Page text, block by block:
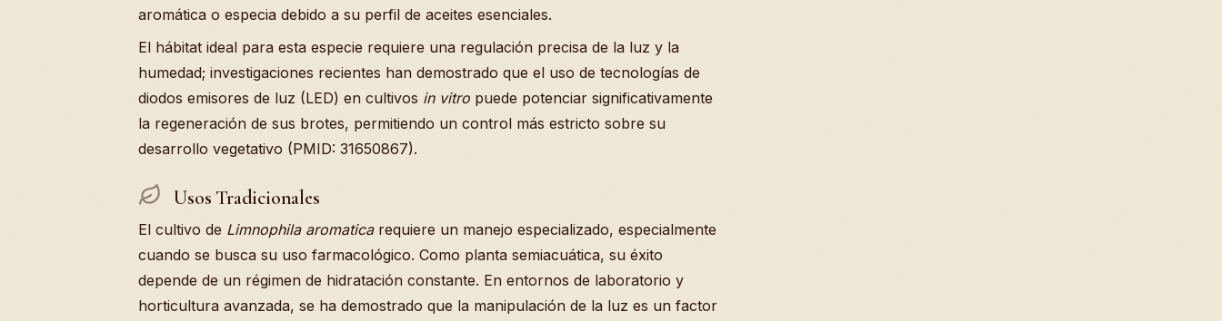
aromática o especia debido a su perfil de aceites esenciales.
El hábitat ideal para esta especie requiere una regulación precisa de la luz y la
humedad; investigaciones recientes han demostrado que el uso de tecnologías de
diodos emisores de luz (LED) en cultivos in vitro puede potenciar significativamente
la regeneración de sus brotes, permitiendo un control más estricto sobre su
desarrollo vegetativo (PMID: 31650867).
Usos Tradicionales
El cultivo de Limnophila aromaticarequiere un manejo especializado, especialmente
cuando se busca su uso farmacológico. Como planta semiacuática, su éxito
depende de un régimen de hidratación constante. En entornos de laboratorio y
horticultura avanzada, se ha demostrado que la manipulación de la luz es un factor